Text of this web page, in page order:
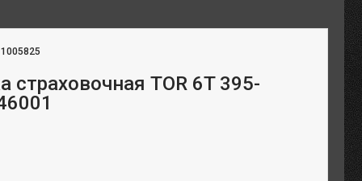
1005825
страховочная TOR 6T 395-